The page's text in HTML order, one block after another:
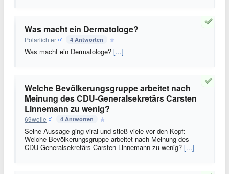
Was macht ein Dermatologe?
Polarlichter 4 Antworten
Was macht ein Dermatologe? [...]
Welche Bevölkerungsgruppe arbeitet nach
Meinung des CDU-Generalsekretärs Carsten
Linnemann zu wenig?
69wolle 4 Antworten
Seine Aussage ging viral und stieß viele vor den Kopf:
Welche Bevölkerungsgruppe arbeitet nach Meinung des
CDU-Generalsekretärs Carsten Linnemann zu wenig? [...]